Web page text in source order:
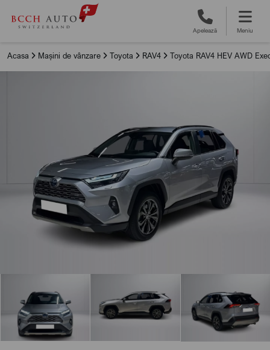
Apelează Meniu
Acasa Mașini de vânzare Toyota RAV4 Toyota RAV4 HEV AWD